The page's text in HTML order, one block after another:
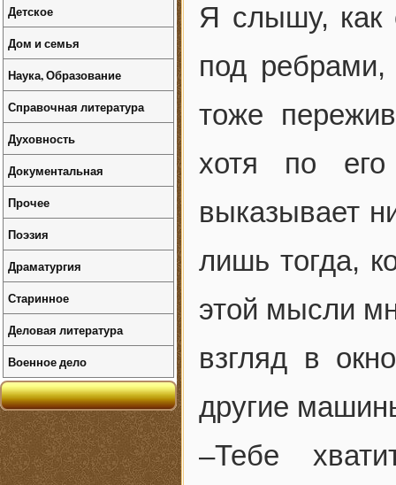
Я слышу, как
под
тоже
хотя по
выказывает
лишь тогда,
этой мысли
взгляд в
другие
–Тебе
Детское
Дом и семья
Наука, Образование
Справочная литература
Духовность
Документальная
Прочее
Поэзия
Драматургия
Старинное
Деловая литература
Военное дело